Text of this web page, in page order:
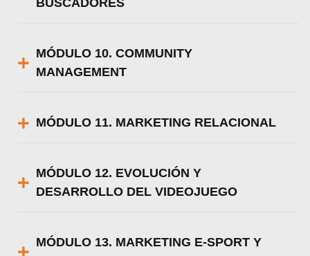
BUSCADORES
MÓDULO 10. COMMUNITY
MANAGEMENT
MÓDULO 11. MARKETING RELACIONAL
MÓDULO 12. EVOLUCIÓN Y
DESARROLLO DEL VIDEOJUEGO
MÓDULO 13. MARKETING E-SPORT Y